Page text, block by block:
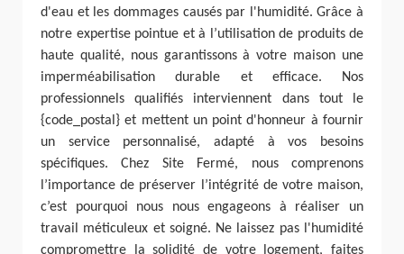
d'eau et les dommages causés par l'humidité. Grâce à
notre expertise pointue et à l’utilisation de produits de
haute qualité, nous garantissons à votre maison une
imperméabilisation durable et efficace. Nos
professionnels qualifiés interviennent dans tout le
{code_postal} et mettent un point d'honneur à fournir
un service personnalisé, adapté à vos besoins
spécifiques. Chez Site Fermé, nous comprenons
l’importance de préserver l’intégrité de votre maison,
c’est pourquoi nous nous engageons à réaliser un
travail méticuleux et soigné. Ne laissez pas l'humidité
compromettre la solidité de votre logement, faites